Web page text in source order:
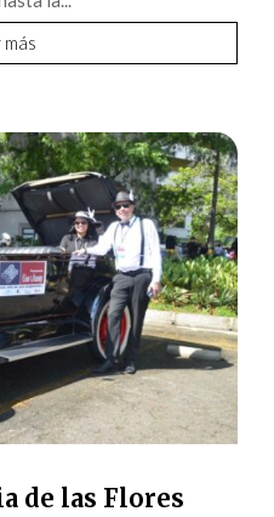
de las Flores